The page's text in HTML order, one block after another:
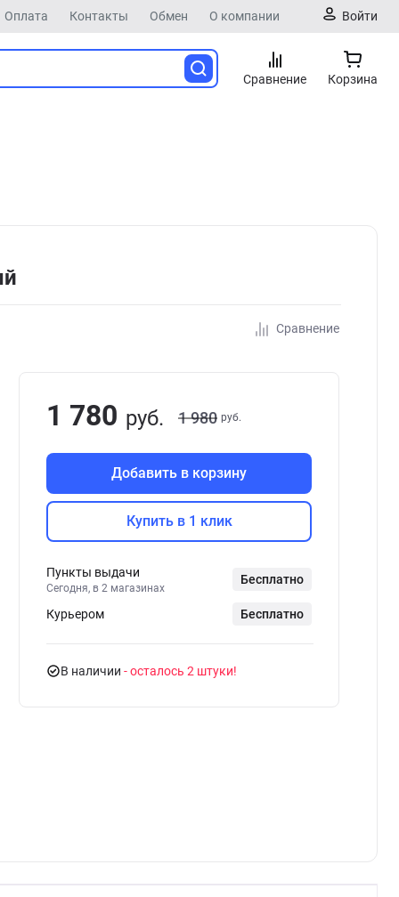
Оплата Контакты Обмен О компании Войти
Сравнение Корзина
Сравнение
1 780 руб. 1 980 руб.
Добавить в корзину
Купить в 1 клик
Пункты выдачи
Сегодня, в 2 магазинах
Бесплатно
Курьером Бесплатно
В наличии - осталось 2 штуки